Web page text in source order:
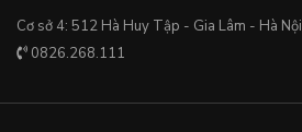
Cơ sở 4: 512 Hà Huy Tập - Gia Lâm - Hà Nội
0826.268.111